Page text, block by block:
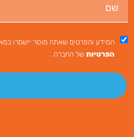
המידע והפרטים שאתה מוסר יישמרו
הפרטיות של החברה.